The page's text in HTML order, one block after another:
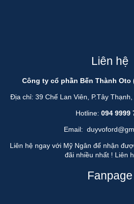
Liên hệ
Công ty cổ phần Bến Thành Oto
Địa chỉ: 39 Chế Lan Viên, P.Tây
Hotline: 094 9999
Email:
Liên hệ ngay với Mỹ Ngân để nhận
đãi nhiều nhất ! Liên
Fanpage